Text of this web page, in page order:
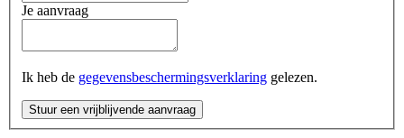
Je aanvraag
Ik heb de gegevensbeschermingsverklaring gelezen.
Stuur een vrijblijvende aanvraag